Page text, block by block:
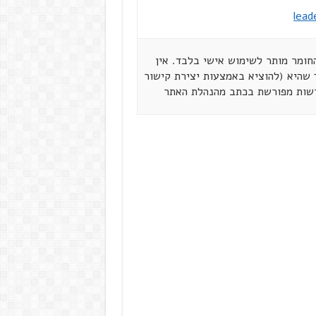
שמורות ל"מנהיגים ברשת" מאי 2002. החומר מותר לשימוש אישי בלבד. אין
(להוציא באמצעות יצירת קישור
מפורשת בכתב מהנהלת האתר